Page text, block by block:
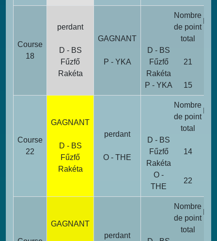
Course
18
perdant
D - BS
Fűzfő
Rakéta
GAGNANT
P - YKA
Nombre
de point
total
D - BS
Fűzfő
Rakéta
21
P - YKA 15
Course
22
GAGNANT
D - BS
Fűzfő
Rakéta
perdant
O - THE
Nombre
de point
total
D - BS
Fűzfő
Rakéta
14
O -
THE
22
GAGNANT
perdant
Nombre
de point
total